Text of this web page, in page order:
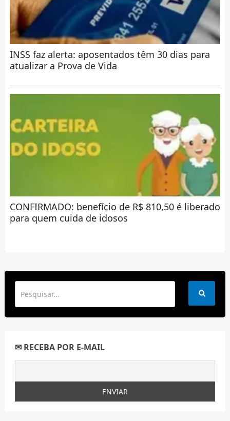
INSS faz alerta: aposentados têm 30 dias para
atualizar a Prova de Vida
CONFIRMADO: benefício de R$ 810,50 é liberado
para quem cuida de idosos
✉ RECEBA POR E-MAIL